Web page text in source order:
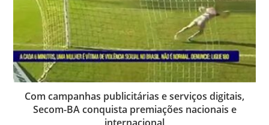
Com campanhas publicitárias e serviços digitais,
Secom-BA conquista premiações nacionais e